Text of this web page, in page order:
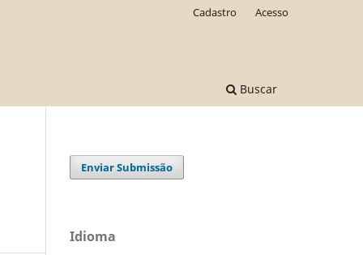
Buscar
Cadastro Acesso
Enviar Submissão
Idioma